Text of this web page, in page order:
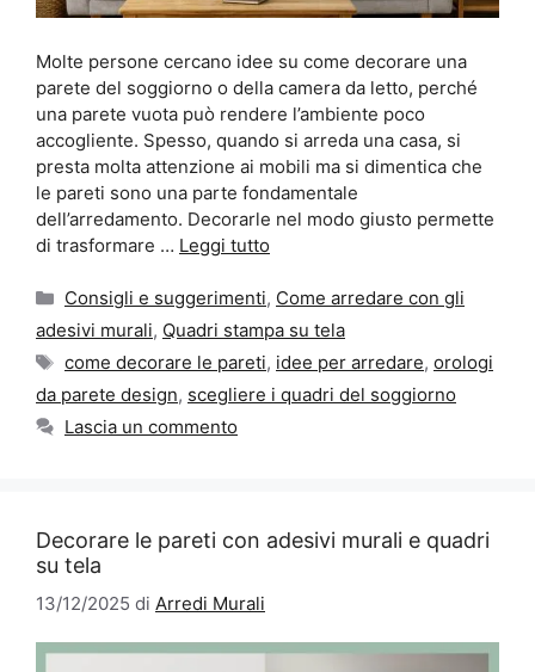
Molte persone cercano idee su come decorare una
parete del soggiorno o della camera da letto, perché
una parete vuota può rendere l’ambiente poco
accogliente. Spesso, quando si arreda una casa, si
presta molta attenzione ai mobili ma si dimentica che
le pareti sono una parte fondamentale
dell’arredamento. Decorarle nel modo giusto permette
di trasformare … Leggi tutto
Categorie
Consigli e suggerimenti, Come arredare con gli
adesivi murali, Quadri stampa su tela
Tag
come decorare le pareti, idee per arredare, orologi
da parete design, scegliere i quadri del soggiorno
Lascia un commento
Decorare le pareti con adesivi murali e quadri
su tela
13/12/2025 di Arredi Murali